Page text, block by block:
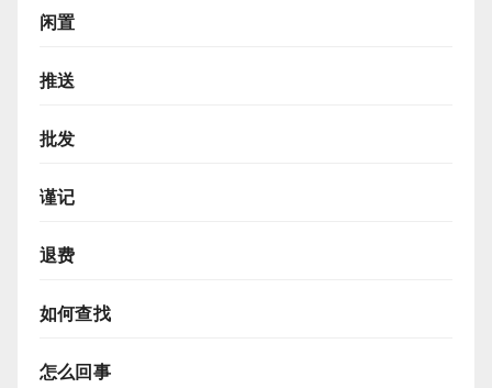
闲置
推送
批发
谨记
退费
如何查找
怎么回事